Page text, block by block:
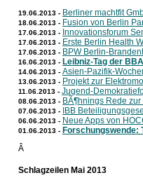
19.06.2013 - Berliner machtfit
18.06.2013 - Fusion von Berlin
17.06.2013 - Innovationsforum
17.06.2013 - Erste Berlin Health
17.06.2013 - BPW Berlin-
16.06.2013 - Leibniz-Tag der
14.06.2013 - Asien-Pazifik-
13.06.2013 - Projekt zur
11.06.2013 - Jugend-
08.06.2013 - BÃ¶hnings Rede
07.06.2013 - IBB
06.06.2013 - Neue Apps von
01.06.2013 - Forschungswende:
Â
Schlagzeilen Mai 2013